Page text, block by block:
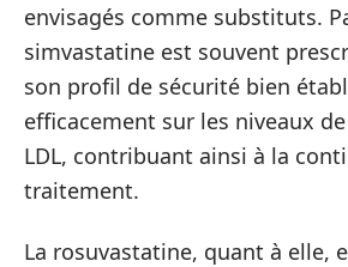
envisagés comme substituts.
simvastatine est souvent
son profil de sécurité bien
efficacement sur les niveaux
LDL, contribuant ainsi à la
traitement.
La rosuvastatine, quant à elle,